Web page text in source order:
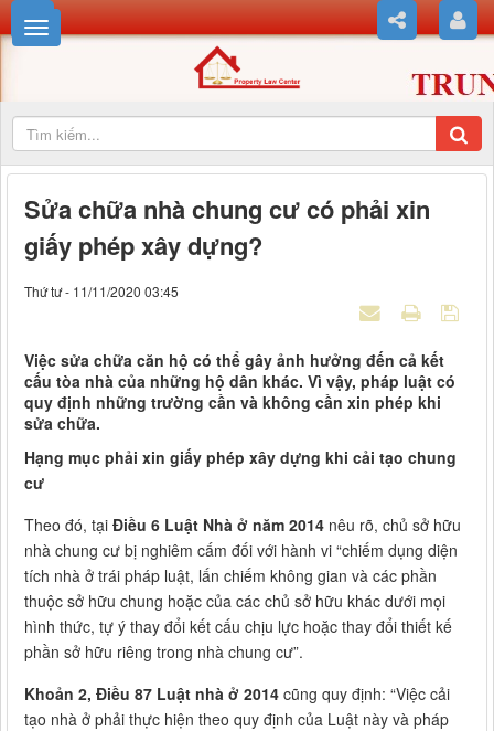
Sửa chữa nhà chung cư có phải xin
giấy phép xây dựng?
Thứ tư - 11/11/2020 03:45
Việc sửa chữa căn hộ có thể gây ảnh hưởng đến cả kết
cấu tòa nhà của những hộ dân khác. Vì vậy, pháp luật có
quy định những trường cần và không cần xin phép khi
sửa chữa.
Hạng mục phải xin giấy phép xây dựng khi cải tạo chung
cư
Theo đó, tại Điều 6 Luật Nhà ở năm 2014 nêu rõ, chủ sở hữu
nhà chung cư bị nghiêm cấm đối với hành vi “chiếm dụng diện
tích nhà ở trái pháp luật, lấn chiếm không gian và các phần
thuộc sở hữu chung hoặc của các chủ sở hữu khác dưới mọi
hình thức, tự ý thay đổi kết cấu chịu lực hoặc thay đổi thiết kế
phần sở hữu riêng trong nhà chung cư”.
Khoản 2, Điều 87 Luật nhà ở 2014 cũng quy định: “Việc cải
tạo nhà ở phải thực hiện theo quy định của Luật này và pháp